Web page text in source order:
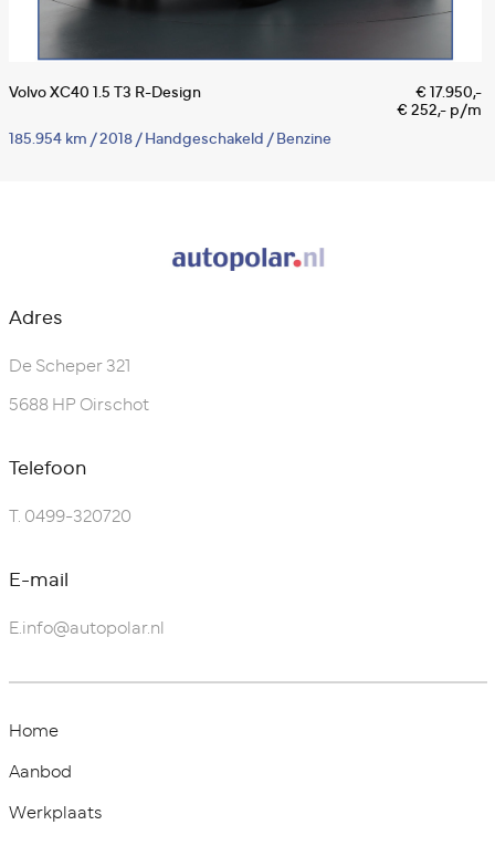
Volvo XC40 1.5 T3 R-Design
€ 17.950,-
€ 252,- p/m
185.954 km /2018 /Handgeschakeld /Benzine
Adres
De Scheper 321
5688 HP Oirschot
Telefoon
T. 0499-320720
E-mail
E. info@autopolar.nl
Home
Aanbod
Werkplaats